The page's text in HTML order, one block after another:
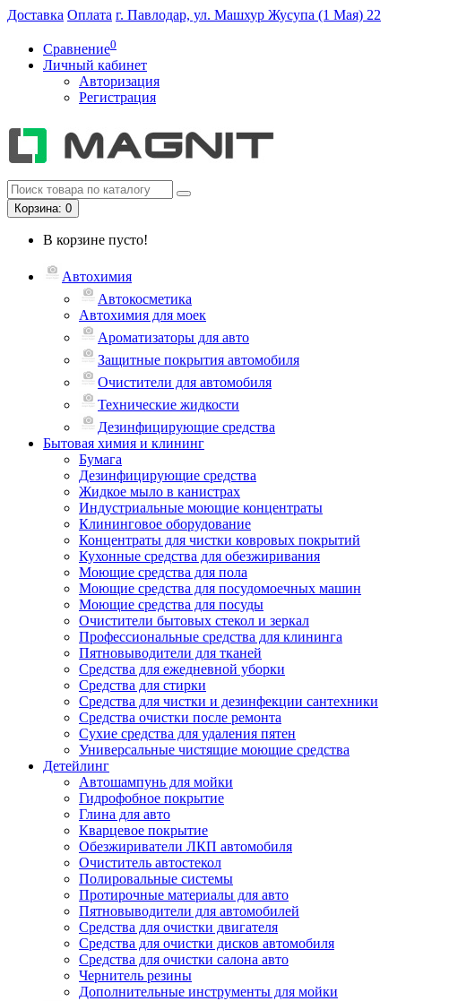
Доставка Оплата г. Павлодар, ул. Машхур Жусупа (1 Мая) 22
Сравнение0
Личный кабинет
Авторизация
Регистрация
Корзина: 0
В корзине пусто!
Автохимия
Автокосметика
Автохимия для моек
Ароматизаторы для авто
Защитные покрытия автомобиля
Очистители для автомобиля
Технические жидкости
Дезинфицирующие средства
Бытовая химия и клининг
Бумага
Дезинфицирующие средства
Жидкое мыло в канистрах
Индустриальные моющие концентраты
Клининговое оборудование
Концентраты для чистки ковровых покрытий
Кухонные средства для обезжиривания
Моющие средства для пола
Моющие средства для посудомоечных машин
Моющие средства для посуды
Очистители бытовых стекол и зеркал
Профессиональные средства для клининга
Пятновыводители для тканей
Средства для ежедневной уборки
Средства для стирки
Средства для чистки и дезинфекции сантехники
Средства очистки после ремонта
Сухие средства для удаления пятен
Универсальные чистящие моющие средства
Детейлинг
Автошампунь для мойки
Гидрофобное покрытие
Глина для авто
Кварцевое покрытие
Обезжириватели ЛКП автомобиля
Очиститель автостекол
Полировальные системы
Протирочные материалы для авто
Пятновыводители для автомобилей
Средства для очистки двигателя
Средства для очистки дисков автомобиля
Средства для очистки салона авто
Чернитель резины
Дополнительные инструменты для мойки